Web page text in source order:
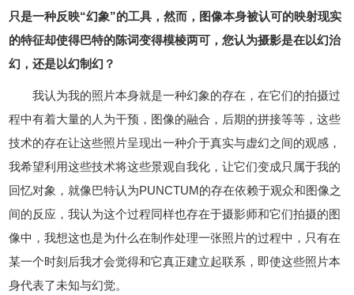
只是一种反映“幻象”的工具，然而，图像本身被认可的映射现实
的特征却使得巴特的陈词变得模棱两可，您认为摄影是在以幻治
幻，还是以幻制幻？
我认为我的照片本身就是一种幻象的存在，在它们的拍摄过
程中有着大量的人为干预，图像的融合，后期的拼接等等，这些
技术的存在让这些照片呈现出一种介于真实与虚幻之间的观感，
我希望利用这些技术将这些景观自我化，让它们变成只属于我的
回忆对象，就像巴特认为PUNCTUM的存在依赖于观众和图像之
间的反应，我认为这个过程同样也存在于摄影师和它们拍摄的图
像中，我想这也是为什么在制作处理一张照片的过程中，只有在
某一个时刻后我才会觉得和它真正建立起联系，即使这些照片本
身代表了未知与幻觉。